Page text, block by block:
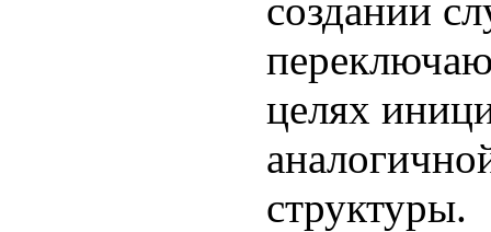
создании
целях
структуры.